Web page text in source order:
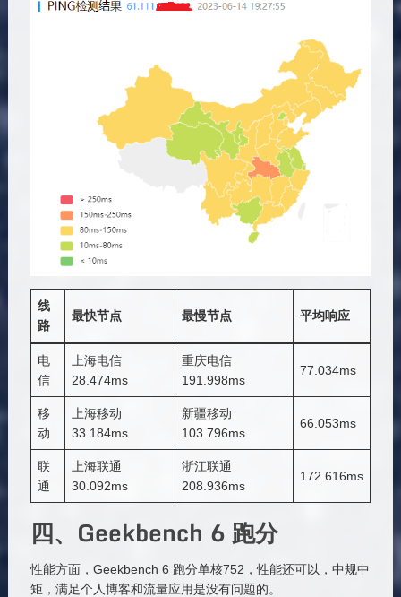
线
路
最快节点 最慢节点 平均响应
电
信
上海电信
28.474ms
重庆电信
191.998ms
77.034ms
移
动
上海移动
33.184ms
新疆移动
103.796ms
66.053ms
联
通
上海联通
30.092ms
浙江联通
208.936ms
172.616ms
四、Geekbench 6 跑分
性能方面，Geekbench 6 跑分单核752，性能还可以，中规中
矩，满足个人博客和流量应用是没有问题的。